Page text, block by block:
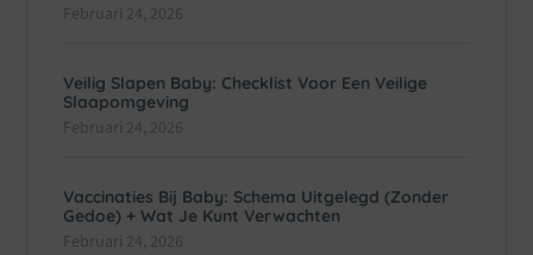
Februari 24, 2026
Veilig Slapen Baby: Checklist Voor Een Veilige
Slaapomgeving
Februari 24, 2026
Vaccinaties Bij Baby: Schema Uitgelegd (zonder
Gedoe) + Wat Je Kunt Verwachten
Februari 24, 2026